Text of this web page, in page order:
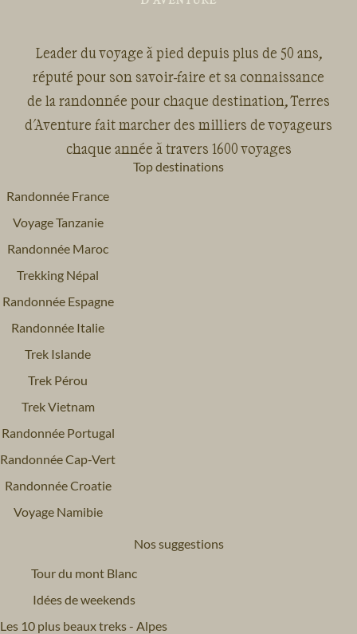
Leader du voyage à pied depuis plus de 50 ans,
réputé pour son savoir-faire et sa connaissance
de la randonnée pour chaque destination, Terres
d'Aventure fait marcher des milliers de voyageurs
chaque année à travers 1600 voyages
Top destinations
Randonnée France
Voyage Tanzanie
Randonnée Maroc
Trekking Népal
Randonnée Espagne
Randonnée Italie
Trek Islande
Trek Pérou
Trek Vietnam
Randonnée Portugal
Randonnée Cap-Vert
Randonnée Croatie
Voyage Namibie
Nos suggestions
Tour du mont Blanc
Idées de weekends
Les 10 plus beaux treks - Alpes